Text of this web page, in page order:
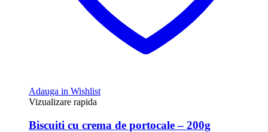
Adauga in Wishlist
Vizualizare rapida
Biscuiti cu crema de portocale – 200g